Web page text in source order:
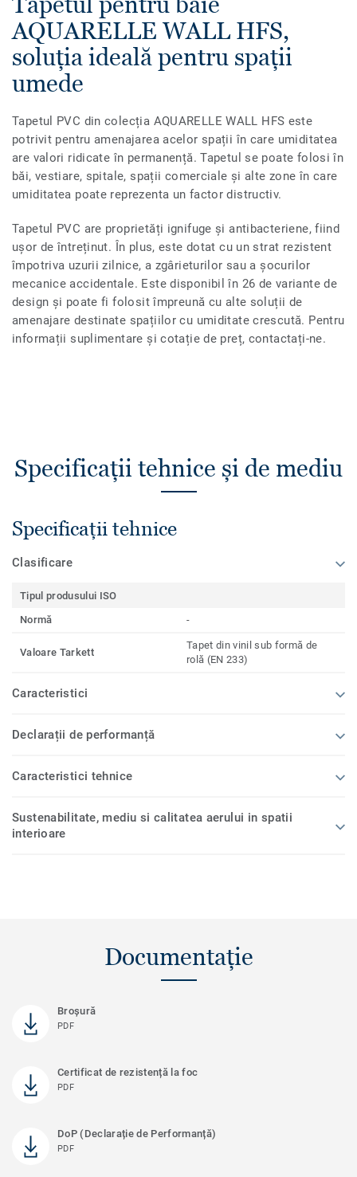
AQUARELLE WALL HFS,
soluția ideală pentru spații
umede
Tapetul PVC din colecția AQUARELLE WALL HFS este
potrivit pentru amenajarea acelor spații în care umiditatea
are valori ridicate în permanență. Tapetul se poate folosi în
băi, vestiare, spitale, spații comerciale și alte zone în care
umiditatea poate reprezenta un factor distructiv.
Tapetul PVC are proprietăți ignifuge și antibacteriene, fiind
ușor de întreținut. În plus, este dotat cu un strat rezistent
împotriva uzurii zilnice, a zgârieturilor sau a șocurilor
mecanice accidentale. Este disponibil în 26 de variante de
design și poate fi folosit împreună cu alte soluții de
amenajare destinate spațiilor cu umiditate crescută. Pentru
informații suplimentare și cotație de preț, contactați-ne.
Specificații tehnice și de mediu
Specificații tehnice
Clasificare
Tipul produsului ISO
Normă
-
Valoare Tarkett
Tapet din vinil sub formă de
rolă (EN 233)
Caracteristici
Declarații de performanță
Caracteristici tehnice
Sustenabilitate, mediu si calitatea aerului in spatii
interioare
Documentație
Broșură
PDF
Certificat de rezistență la foc
PDF
DoP (Declarație de Performanță)
PDF